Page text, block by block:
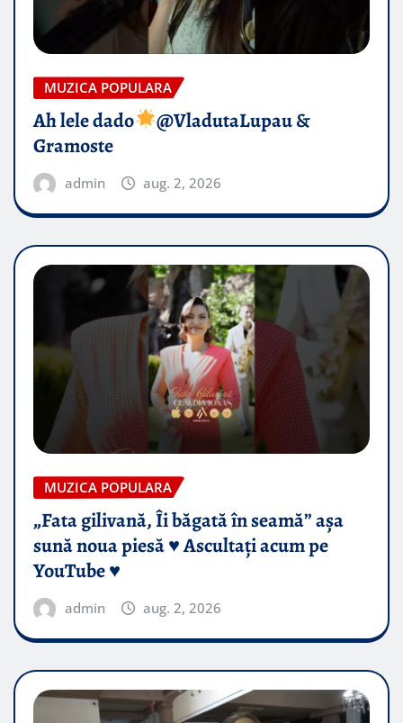
MUZICA POPULARA
Ah lele dado​
@VladutaLupau &
Gramoste
admin aug. 2, 2026
MUZICA POPULARA
„Fata gilivană, Îi băgată în seamă” așa
sună noua piesă ♥️ Ascultați acum pe
YouTube ♥️
admin aug. 2, 2026